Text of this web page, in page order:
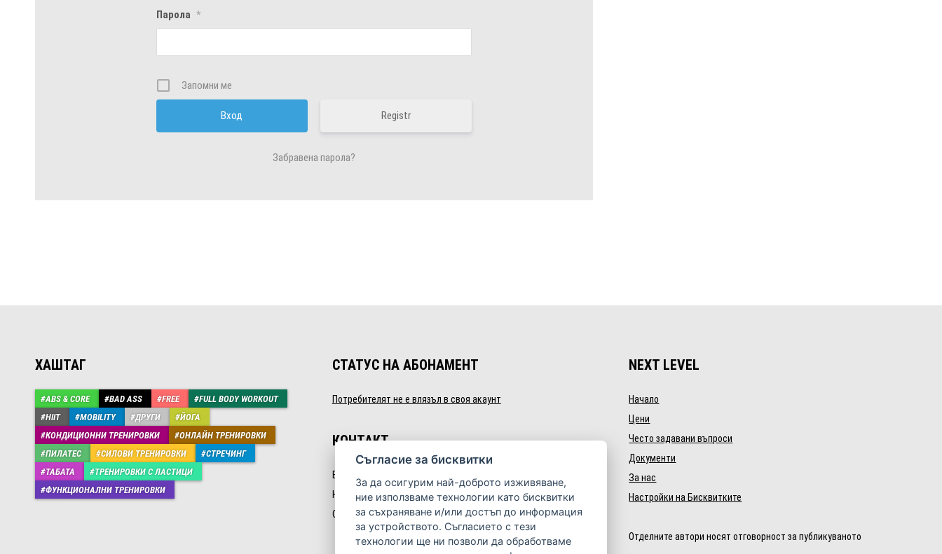
Парола *
Запомни ме
Registr
Забравена парола?
ХАШТАГ
ABS & CORE BAD ASS FREE
FULL BODY WORKOUT
HIIT
MOBILITY ДРУГИ
ЙОГА
КОНДИЦИОННИ ТРЕНИРОВКИ
ОНЛАЙН ТРЕНИРОВКИ
ПИЛАТЕС
СИЛОВИ ТРЕНИРОВКИ
СТРЕЧИНГ
ТАБАТА
ТРЕНИРОВКИ С ЛАСТИЦИ
ФУНКЦИОНАЛНИ ТРЕНИРОВКИ
СТАТУС НА АБОНАМЕНТ
Потребителят не е влязъл в своя акаунт
КОНТАКТ
E:
Некст Левъл Фитнес ООД
София, бул. „Симеоновско шосе“ № 35, ет. 3
NEXT LEVEL
Начало
Цени
Често задавани въпроси
Документи
За нас
Настройки на Бисквитките
Отделните автори носят отговорност за публикуваното
Cъгласие за бисквитки
За да осигурим най-доброто изживяване,
ние използваме технологии като бисквитки
за съхраняване и/или достъп до информация
за устройството. Съгласието с тези
технологии ще ни позволи да обработваме